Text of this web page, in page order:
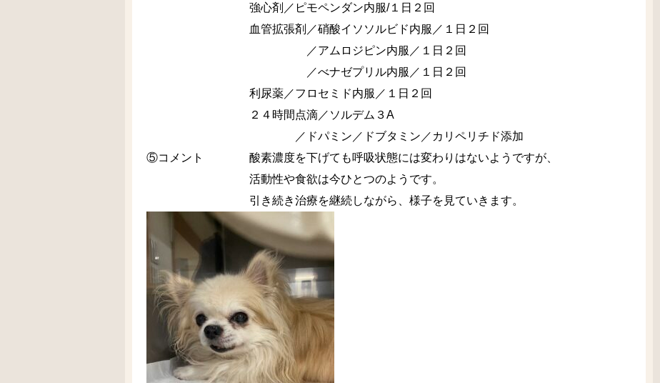
強心剤／ピモペンダン内服/１日２回
血管拡張剤／硝酸イソソルビド内服／１日２回
／アムロジピン内服／１日２回
／べナゼプリル内服／１日２回
利尿薬／フロセミド内服／１日２回
２４時間点滴／ソルデム３A
／ドパミン／ドブタミン／カリペリチド添加
⑤コメント 酸素濃度を下げても呼吸状態には変わりはないようですが、
活動性や食欲は今ひとつのようです。
引き続き治療を継続しながら、様子を見ていきます。